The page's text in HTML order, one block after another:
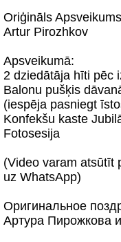
Oriģināls
Artur Pirozhkov
Apsveikumā:
2 dziedātāja hīti pēc
Balonu pušķis
(iespēja pasniegt
Konfekšu kaste
Fotosesija
(Video varam atsūtīt
uz WhatsApp)
Оригинальное
Артура Пирожкова